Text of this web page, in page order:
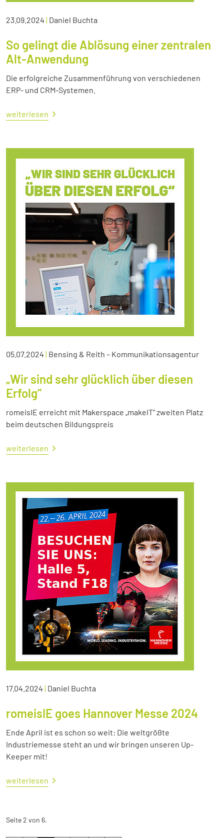
23.09.2024 | Daniel Buchta
So gelingt die Ablösung einer zentralen
Alt-Anwendung
Die erfolgreiche Zusammenführung von verschiedenen
ERP- und CRM-Systemen.
weiterlesen
05.07.2024 | Bensing & Reith – Kommunikationsagentur
„Wir sind sehr glücklich über diesen
Erfolg“
romeisIE erreicht mit Makerspace „makeIT“ zweiten Platz
beim deutschen Bildungspreis
weiterlesen
17.04.2024 | Daniel Buchta
romeisIE goes Hannover Messe 2024
Ende April ist es schon so weit: Die weltgrößte
Industriemesse steht an und wir bringen unseren Up-
Keeper mit!
weiterlesen
Seite 2 von 6.